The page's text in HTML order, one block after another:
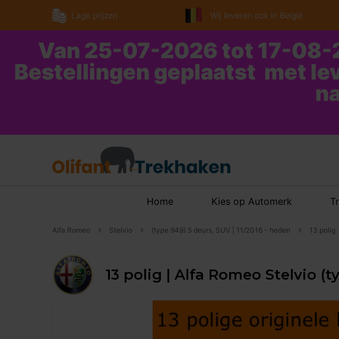
Lage prijzen Wij leveren ook in België
Van 25-07-2026 tot 17-
Bestellingen geplaatst met
Home Kies op Automerk
Alfa Romeo Stelvio (type 949) 5 deurs, SUV | 11/2016 - heden 13 polig
13 polig | Alfa Romeo Stelvio